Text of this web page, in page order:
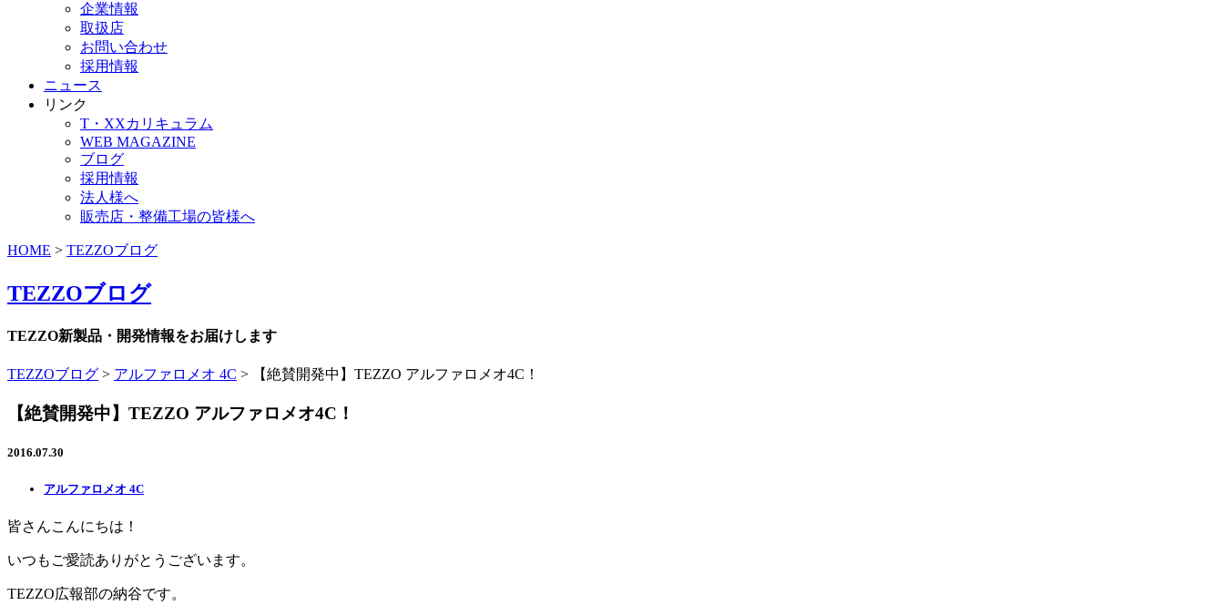
企業情報
取扱店
お問い合わせ
採用情報
ニュース
リンク
T・XXカリキュラム
WEB MAGAZINE
ブログ
採用情報
法人様へ
販売店・整備工場の皆様へ
HOME > TEZZOブログ
TEZZOブログ
TEZZO新製品・開発情報をお届けします
TEZZOブログ > アルファロメオ 4C > 【絶賛開発中】TEZZO アルファロメオ4C！
【絶賛開発中】TEZZO アルファロメオ4C！
2016.07.30
アルファロメオ 4C
皆さんこんにちは！
いつもご愛読ありがとうございます。
TEZZO広報部の納谷です。